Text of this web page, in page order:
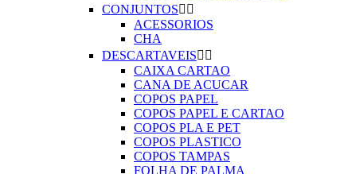
CONJUNTOS 
ACESSORIOS
CHA
DESCARTAVEIS 
CAIXA CARTAO
CANA DE ACUCAR
COPOS PAPEL
COPOS PAPEL E CARTAO
COPOS PLA E PET
COPOS PLASTICO
COPOS TAMPAS
FOLHA DE PALMA